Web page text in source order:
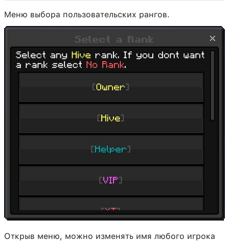
Меню выбора пользовательских рангов.
Открыв меню, можно изменять имя любого игрока